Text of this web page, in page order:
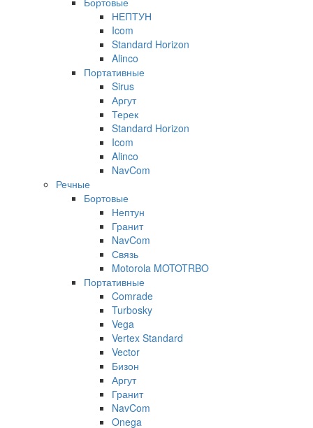
НЕПТУН
Icom
Standard Horizon
Alinco
Портативные
Sirus
Аргут
Терек
Standard Horizon
Icom
Alinco
NavCom
Речные
Бортовые
Нептун
Гранит
NavCom
Связь
Motorola MOTOTRBO
Портативные
Comrade
Turbosky
Vega
Vertex Standard
Vector
Бизон
Аргут
Гранит
NavCom
Onega